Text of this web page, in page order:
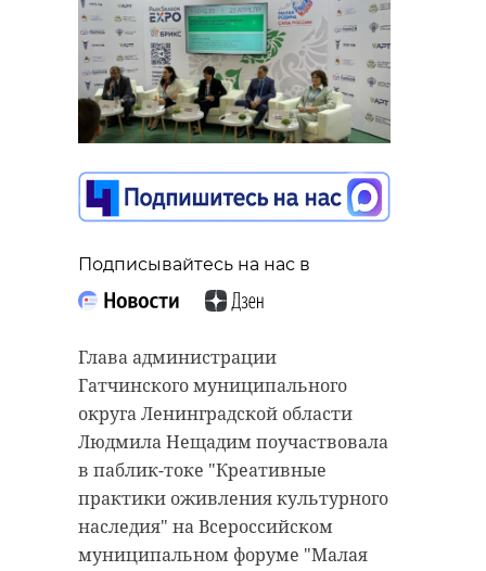
Подписывайтесь на нас в
Глава администрации
Гатчинского муниципального
округа Ленинградской области
Людмила Нещадим поучаствовала
в паблик-токе "Креативные
практики оживления культурного
наследия" на Всероссийском
муниципальном форуме "Малая